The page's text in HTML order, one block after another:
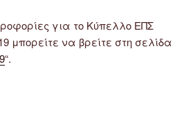
για το Κύπελλο ΕΠΣ
μπορείτε να βρείτε στη σελίδα
“.